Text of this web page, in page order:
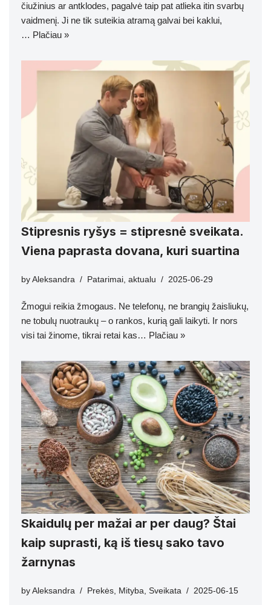
čiužinius ar antklodes, pagalvė taip pat atlieka itin svarbų
vaidmenį. Ji ne tik suteikia atramą galvai bei kaklui,
… Plačiau »
Stipresnis ryšys = stipresnė sveikata.
Viena paprasta dovana, kuri suartina
by Aleksandra Patarimai, aktualu 2025-06-29
Žmogui reikia žmogaus. Ne telefonų, ne brangių žaisliukų,
ne tobulų nuotraukų – o rankos, kurią gali laikyti. Ir nors
visi tai žinome, tikrai retai kas… Plačiau »
Skaidulų per mažai ar per daug? Štai
kaip suprasti, ką iš tiesų sako tavo
žarnynas
by Aleksandra Prekės Mityba Sveikata 2025-06-15